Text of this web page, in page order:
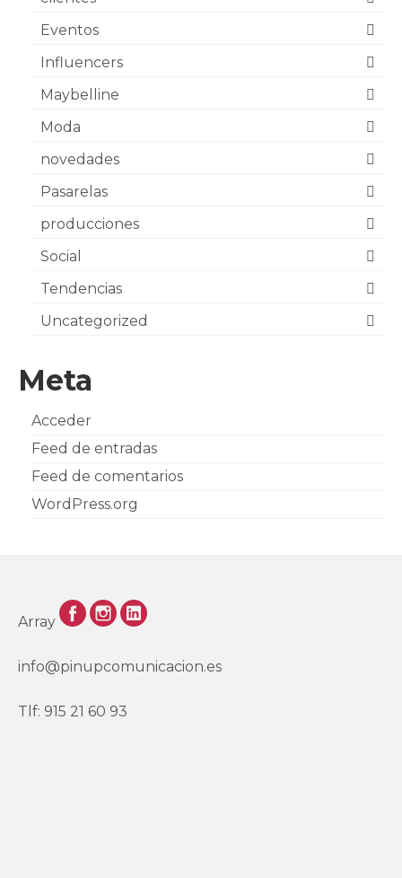
Eventos
Influencers
Maybelline
Moda
novedades
Pasarelas
producciones
Social
Tendencias
Uncategorized
Meta
Acceder
Feed de entradas
Feed de comentarios
WordPress.org
Array
info@pinupcomunicacion.es
Tlf: 915 21 60 93